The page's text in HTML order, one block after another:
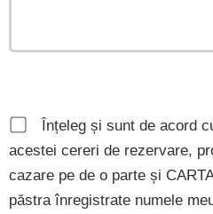
Înțeleg și sunt de acord
acestei cereri de rezervare,
cazare pe de o parte și
păstra înregistrate numele